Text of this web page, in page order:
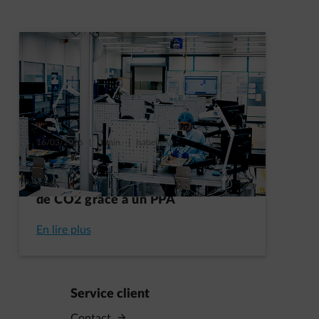
16/03/2026 1 min. | Isabelle V.
🎬Thales en Belgique réduit
considérablement ses émissions
de CO2 grâce à un PPA
En lire plus
Service client